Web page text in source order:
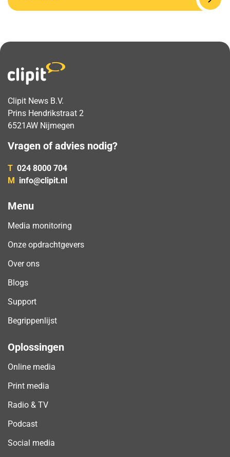
Clipit News B.V.
Prins Hendrikstraat 2
6521AW Nijmegen
Vragen of advies nodig?
T 024 8000 704
M info@clipit.nl
Menu
Media monitoring
Onze opdrachtgevers
Over ons
Blogs
Support
Begrippenlijst
Oplossingen
Online media
Print media
Radio & TV
Podcast
Social media